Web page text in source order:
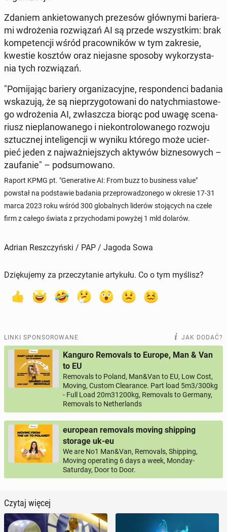
Zdaniem an­kie­to­wa­nych pre­ze­sów głów­ny­mi ba­rie­ra­
mi wdro­że­nia roz­wią­zań AI są przede wszyst­kim: brak
kom­pe­ten­cji wśród pra­cow­ni­ków w tym za­kre­sie,
kwestie kosztów oraz nie­ja­sne sposoby wy­ko­rzy­sta­
nia tych roz­wią­zań.
"Po­mi­ja­jąc bariery or­ga­ni­za­cyj­ne, re­spon­den­ci badania
wska­zu­ją, że są nie­przy­go­to­wa­ni do na­tych­mia­sto­we­
go wdro­że­nia AI, zwłasz­cza biorąc pod uwagę sce­na­
riusz nie­pla­no­wa­ne­go i nie­kon­tro­lo­wa­ne­go rozwoju
sztucz­nej in­te­li­gen­cji w wyniku którego może ucier­
pieć jeden z naj­waż­niej­szych aktywów biz­ne­so­wych –
za­ufa­nie" – pod­su­mo­wa­no.
Raport KPMG pt. "Ge­ne­ra­ti­ve AI: From buzz to bu­si­ness value"
powstał na pod­sta­wie badania prze­pro­wa­dzo­ne­go w okresie 17-31
marca 2023 roku wśród 300 glo­bal­nych liderów sto­ją­cych na czele
firm z całego świata z przy­cho­da­mi powyżej 1 mld dolarów.
Adrian Reszczyński / PAP / Jagoda Sowa
Dziękujemy za przeczytanie artykułu. Co o tym myślisz?
LINKI SPONSOROWANE JAK DODAĆ?
Kanguro Removals to Europe, Man & Van
to EU
Removals to Poland, Man&Van to EU, Low Cost,
Moving, Custom Clearance. Part load 5m3/300kg
- Full Load 20m31200kg, Removals to Germany,
Removals to Netherlands
european removals moving shipping
storage uk-eu
We are No1 Man&Van, Removals, Shipping,
Moving operating 6 days a week, Monday-
Saturday, Door to Door.
Czytaj więcej